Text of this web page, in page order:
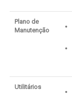
Plano de
Manutenção
Utilitários